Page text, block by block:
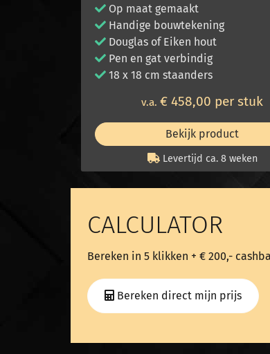
Op maat gemaakt
Handige bouwtekening
Douglas of Eiken hout
Pen en gat verbindig
18 x 18 cm staanders
v.a. € 458,00 per stuk
Bekijk product
Levertijd ca. 8 weken
CALCULATOR
Bereken in 5 klikken + € 200,-
Bereken direct mijn prijs